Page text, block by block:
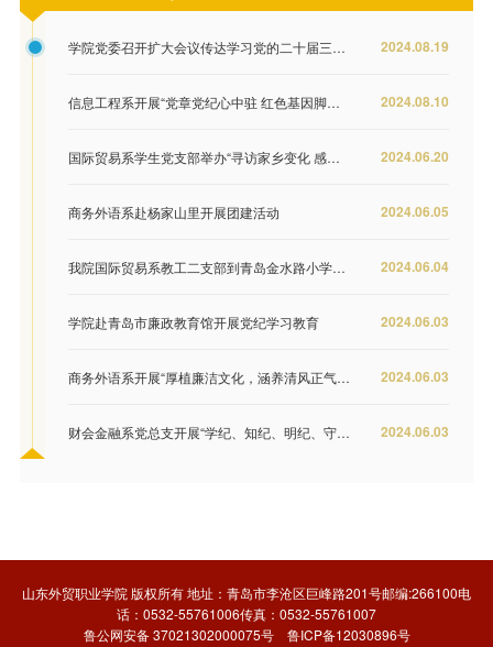
2024.08.19
学院党委召开扩大会议传达学习党的二十届三中全会精神
2024.08.10
信息工程系开展“党章党纪心中驻 红色基因脚下行”主题党日活动
2024.06.20
国际贸易系学生党支部举办“寻访家乡变化 感悟伟大成就”摄影展
2024.06.05
商务外语系赴杨家山里开展团建活动
2024.06.04
我院国际贸易系教工二支部到青岛金水路小学开展科普志愿服务活动
2024.06.03
学院赴青岛市廉政教育馆开展党纪学习教育
2024.06.03
商务外语系开展“厚植廉洁文化，涵养清风正气”党纪学习教育主题党日活动
2024.06.03
财会金融系党总支开展“学纪、知纪、明纪、守纪”党纪学习教育系列活动
山东外贸职业学院 版权所有 地址：青岛市李沧区巨峰路201号邮编:266100电
话：0532-55761006传真：0532-55761007
鲁公网安备 37021302000075号
鲁ICP备12030896号